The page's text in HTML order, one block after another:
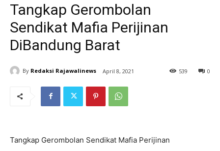
Tangkap Gerombolan
Sendikat Mafia Perijinan
DiBandung Barat
By Redaksi Rajawalinews April 8, 2021 0
539
Tangkap Gerombolan Sendikat Mafia Perijinan